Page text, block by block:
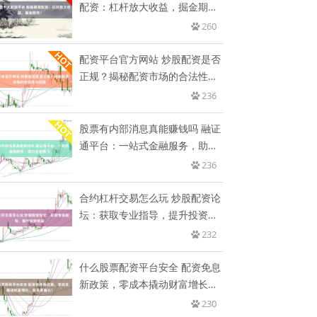
配资：杠杆放大收益，掘金期
260
配资平台官方网站 炒股配资是否
正规？揭秘配资市场的合法性与
236
股票有内部消息真能赚钱吗 融证
通平台：一站式金融服务，助力
236
合约杠杆交易怎么玩 炒股配资论
坛：获取专业指导，提升投资收
232
什么股票配资平台安全 配资免息
新政策，零成本撬动财富增长，
230